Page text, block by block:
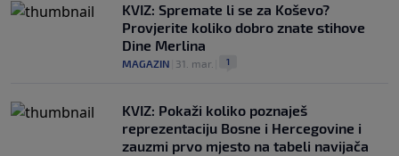
KVIZ: Spremate li se za Koševo?
Provjerite koliko dobro znate stihove
Dine Merlina
MAGAZIN 31. mar. 1
KVIZ: Pokaži koliko poznaješ
reprezentaciju Bosne i Hercegovine i
zauzmi prvo mjesto na tabeli navijača